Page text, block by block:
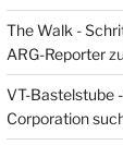
The Walk -
ARG-Reporterzu
VT-Bastelstube
Corporation